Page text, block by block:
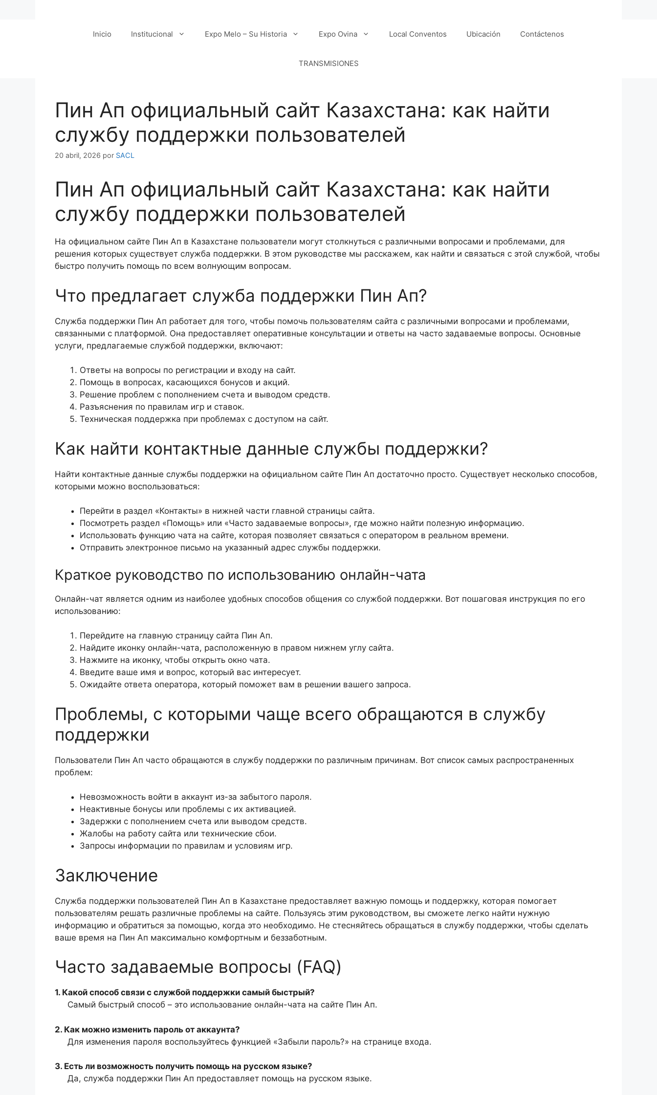
Inicio Institucional Expo Melo – Su Historia Expo Ovina Local Conventos Ubicación Contáctenos
TRANSMISIONES
Пин Ап официальный сайт Казахстана: как найти
службу поддержки пользователей
20 abril, 2026 por SACL
Пин Ап официальный сайт Казахстана: как найти
службу поддержки пользователей
На официальном сайте Пин Ап в Казахстане пользователи могут столкнуться с различными вопросами и проблемами, для
решения которых существует служба поддержки. В этом руководстве мы расскажем, как найти и связаться с этой службой, чтобы
быстро получить помощь по всем волнующим вопросам.
Что предлагает служба поддержки Пин Ап?
Служба поддержки Пин Ап работает для того, чтобы помочь пользователям сайта с различными вопросами и проблемами,
связанными с платформой. Она предоставляет оперативные консультации и ответы на часто задаваемые вопросы. Основные
услуги, предлагаемые службой поддержки, включают:
Ответы на вопросы по регистрации и входу на сайт.
Помощь в вопросах, касающихся бонусов и акций.
Решение проблем с пополнением счета и выводом средств.
Разъяснения по правилам игр и ставок.
Техническая поддержка при проблемах с доступом на сайт.
Как найти контактные данные службы поддержки?
Найти контактные данные службы поддержки на официальном сайте Пин Ап достаточно просто. Существует несколько способов,
которыми можно воспользоваться:
Перейти в раздел «Контакты» в нижней части главной страницы сайта.
Посмотреть раздел «Помощь» или «Часто задаваемые вопросы», где можно найти полезную информацию.
Использовать функцию чата на сайте, которая позволяет связаться с оператором в реальном времени.
Отправить электронное письмо на указанный адрес службы поддержки.
Краткое руководство по использованию онлайн-чата
Онлайн-чат является одним из наиболее удобных способов общения со службой поддержки. Вот пошаговая инструкция по его
использованию:
Перейдите на главную страницу сайта Пин Ап.
Найдите иконку онлайн-чата, расположенную в правом нижнем углу сайта.
Нажмите на иконку, чтобы открыть окно чата.
Введите ваше имя и вопрос, который вас интересует.
Ожидайте ответа оператора, который поможет вам в решении вашего запроса.
Проблемы, с которыми чаще всего обращаются в службу
поддержки
Пользователи Пин Ап часто обращаются в службу поддержки по различным причинам. Вот список самых распространенных
проблем:
Невозможность войти в аккаунт из-за забытого пароля.
Неактивные бонусы или проблемы с их активацией.
Задержки с пополнением счета или выводом средств.
Жалобы на работу сайта или технические сбои.
Запросы информации по правилам и условиям игр.
Заключение
Служба поддержки пользователей Пин Ап в Казахстане предоставляет важную помощь и поддержку, которая помогает
пользователям решать различные проблемы на сайте. Пользуясь этим руководством, вы сможете легко найти нужную
информацию и обратиться за помощью, когда это необходимо. Не стесняйтесь обращаться в службу поддержки, чтобы сделать
ваше время на Пин Ап максимально комфортным и беззаботным.
Часто задаваемые вопросы (FAQ)
1. Какой способ связи с службой поддержки самый быстрый?
Самый быстрый способ – это использование онлайн-чата на сайте Пин Ап.
2. Как можно изменить пароль от аккаунта?
Для изменения пароля воспользуйтесь функцией «Забыли пароль?» на странице входа.
3. Есть ли возможность получить помощь на русском языке?
Да, служба поддержки Пин Ап предоставляет помощь на русском языке.